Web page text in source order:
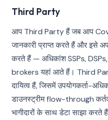
Third Party
आप Third Party हैं जब आप
जानकारी प्राप्त करते हैं और इसे
करते हैं — अधिकांश SSPs,
brokers यहां आते हैं। Third
दायित्व हैं, जिसमें उपयोगकर्ता-
डाउनस्ट्रीम flow-through
भागीदारों के साथ डेटा साझा करते